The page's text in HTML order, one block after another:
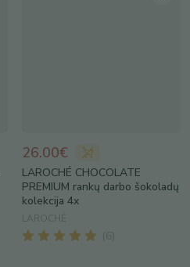
26.00€
LAROCHÉ CHOCOLATE
PREMIUM rankų darbo šokoladų
kolekcija 4x
LAROCHÉ
(6